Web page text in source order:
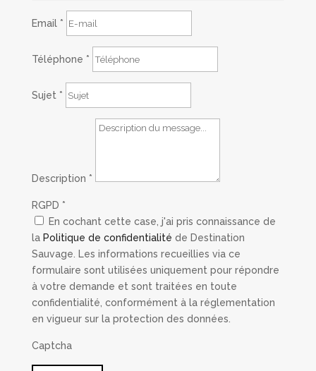
Email *
Téléphone *
Sujet *
Description *
RGPD *
En cochant cette case, j'ai pris connaissance de
la Politique de confidentialité de Destination
Sauvage. Les informations recueillies via ce
formulaire sont utilisées uniquement pour répondre
à votre demande et sont traitées en toute
confidentialité, conformément à la réglementation
en vigueur sur la protection des données.
Captcha